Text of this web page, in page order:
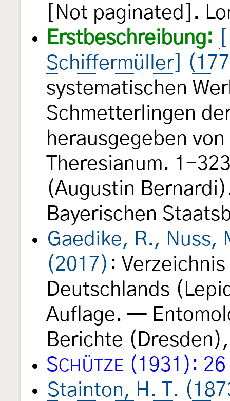
[Not paginated].
Erstbeschreibung:
Schiffermüller]
systematischen
Schmetterlingen
herausgegeben
Theresianum. 1-
(Augustin
Bayerischen
Gaedike, R., Nuss,
(2017) :
Deutschlands
Auflage. —
Berichte
SCHÜTZE (1931): 26
Stainton, H. T.